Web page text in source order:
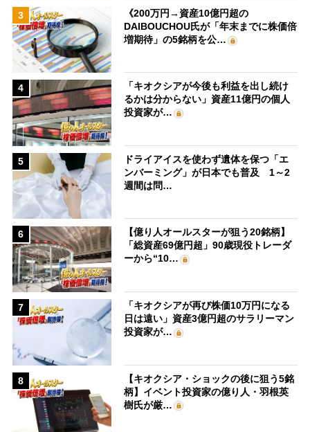
3
《200万円→資産10億円超の
DAIBOUCHOU氏が「年末までに株価倍
増期待」の5銘柄を公…
4
「キオクシアが今後も利益を出し続け
るかは分からない」資産11億円の個人
投資家が…
5
ドライアイスを使わず遺体を保つ「エ
ンバーミング」が日本でも普及 1～2
週間は問…
6
【億り人オールスターが狙う20銘柄】
「総資産69億円超」90歳現役トレーダ
ーから“10…
7
「キオクシアが再び株価10万円になる
日は遠い」資産3億円超のサラリーマン
投資家が…
8
【キオクシア・ショックの後に狙う5銘
柄】イベント投資家の億り人・羽根英
樹氏が厳…